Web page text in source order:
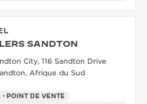
SANDTON
City, 116 Sandton Drive
Afrique du Sud
- POINT DE VENTE